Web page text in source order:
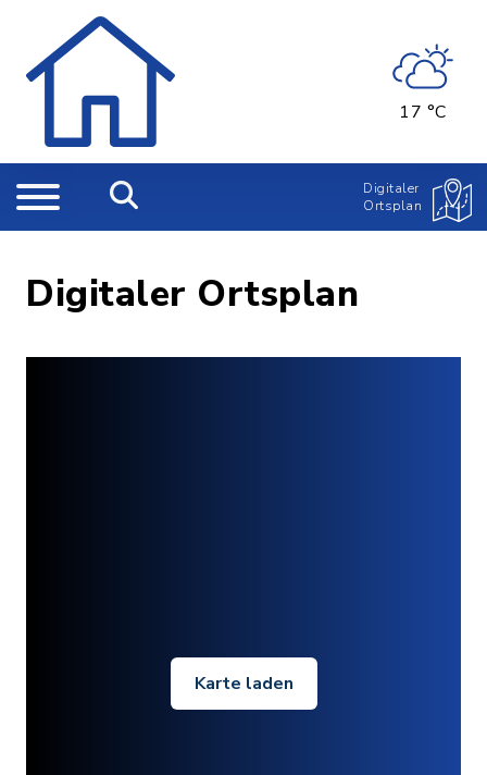
17 °C
Digitaler
Ortsplan
Digitaler Ortsplan
Karte laden